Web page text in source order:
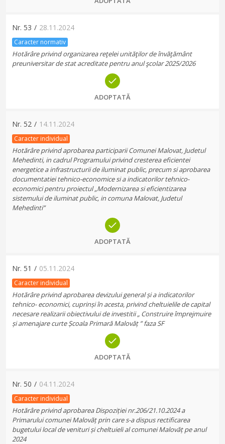
Nr. 53 / 28.11.2024
Caracter normativ
Hotărâre privind organizarea reţelei unităţilor de învăţământ
preuniversitar de stat acreditate pentru anul şcolar 2025/2026
ADOPTATĂ
Nr. 52 / 14.11.2024
Caracter individual
Hotărâre privind aprobarea participarii Comunei Malovat, Judetul
Mehedinti, in cadrul Programului privind cresterea eficientei
energetice a infrastructurii de iluminat public, precum si aprobarea
documentatiei tehnico-economice si a indicatorilor tehnico-
economici pentru proiectul „Modernizarea si eficientizarea
sistemului de iluminat public, in comuna Malovat, Judetul
Mehedinti”
ADOPTATĂ
Nr. 51 / 05.11.2024
Caracter individual
Hotărâre privind aprobarea devizului general și a indicatorilor
tehnico- economici, cuprinși în acesta, privind cheltuielile de capital
necesare realizarii obiectivului de investitii „ Construire împrejmuire
și amenajare curte Școala Primară Malovăț ” faza SF
ADOPTATĂ
Nr. 50 / 04.11.2024
Caracter individual
Hotărâre privind aprobarea Dispoziției nr.206/21.10.2024 a
Primarului comunei Malovăț prin care s-a dispus rectificarea
bugetului local de venituri și cheltuieli al comunei Malovăț pe anul
2024